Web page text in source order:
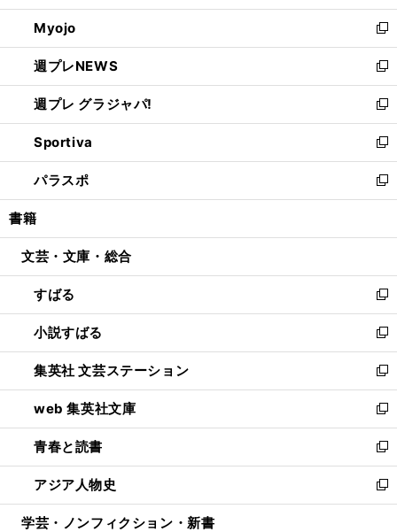
開
く
ウ
で
開
く
ン
ド
ウ
で
開
く
ウ
ィ
ン
ド
ウ
で
開
く
Myojo
新
し
い
ウ
ィ
ン
ド
ウ
で
開
週プレNEWS
新
し
い
ウ
ィ
ン
ド
ウ
開
週プレ グラジャパ!
新
し
い
ウ
ィ
ン
ウ
開
く
Sportiva
新
し
い
ウ
ン
ウ
で
開
く
パラスポ
新
し
ウ
ン
ド
ウ
で
開
く
書籍
文芸・文庫・総合
すばる
新
し
い
ウ
ィ
ン
ド
ウ
で
開
く
小説すばる
新
し
い
ウ
ィ
ン
ド
ウ
で
開
集英社 文芸ステーション
新
し
い
ウ
ィ
ン
ド
ウ
web 集英社文庫
新
し
い
ウ
ィ
ン
青春と読書
新
し
い
ウ
アジア人物史
新
し
学芸・ノンフィクション・新書